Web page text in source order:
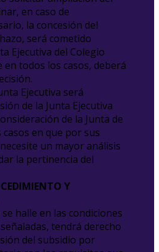
en caso de
la concesión del
será cometido
Ejecutiva del Colegio
en todos los casos, deberá
Ejecutiva será
de la Junta Ejecutiva
de la Junta de
en que por sus
un mayor análisis
la pertinencia del
Y
halle en las condiciones
tendrá derecho
del subsidio por